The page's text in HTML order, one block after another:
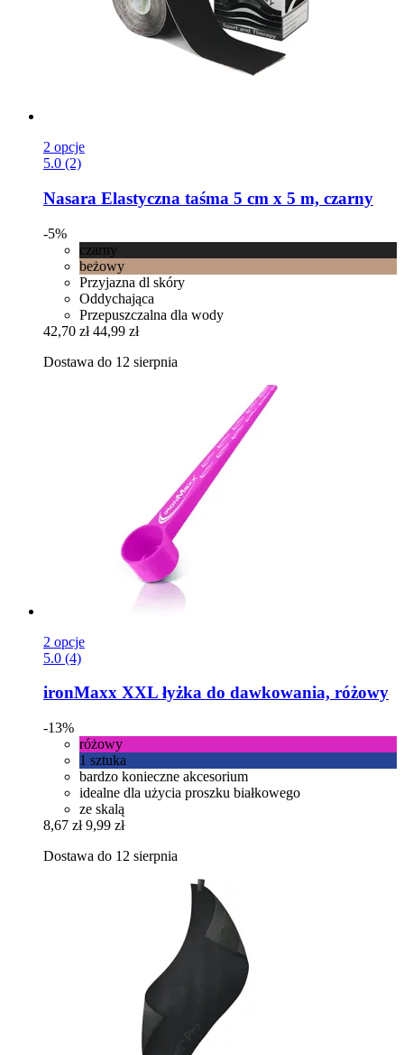
2 opcje
5.0 (2)
Nasara Elastyczna taśma 5 cm x 5 m, czarny
-5%
czarny
beżowy
Przyjazna dl skóry
Oddychająca
Przepuszczalna dla wody
42,70 zł 44,99 zł
Dostawa do 12 sierpnia
2 opcje
5.0 (4)
ironMaxx XXL łyżka do dawkowania, różowy
-13%
różowy
1 sztuka
bardzo konieczne akcesorium
idealne dla użycia proszku białkowego
ze skalą
8,67 zł 9,99 zł
Dostawa do 12 sierpnia